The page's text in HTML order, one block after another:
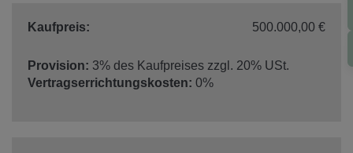
Kaufpreis: 500.000,00 €
Provision: 3% des Kaufpreises zzgl. 20% USt.
Vertragserrichtungskosten: 0%